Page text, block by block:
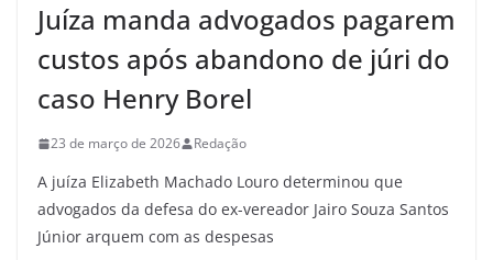
Juíza manda advogados pagarem
custos após abandono de júri do
caso Henry Borel
23 de março de 2026 Redação
A juíza Elizabeth Machado Louro determinou que
advogados da defesa do ex-vereador Jairo Souza Santos
Júnior arquem com as despesas